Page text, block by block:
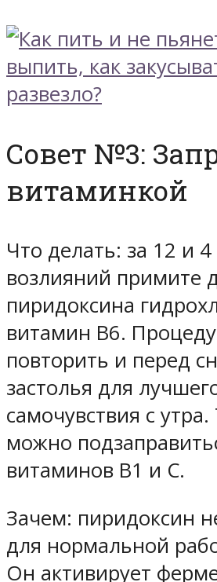
Совет №3:
витаминкой
Что делать: за 12 и 4
возлияний примите
пиридоксина
витамин В6.
повторить и перед
застолья для
самочувствия с
можно
витаминов В1 и С.
Зачем: пиридоксин
для нормальной
Он активирует